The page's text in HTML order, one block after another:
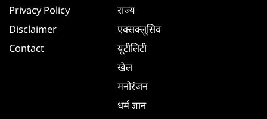
Privacy Policy
Disclaimer
Contact
राज्य
एक्सक्लूसिव
यूटीलिटी
खेल
मनोरंजन
धर्म ज्ञान